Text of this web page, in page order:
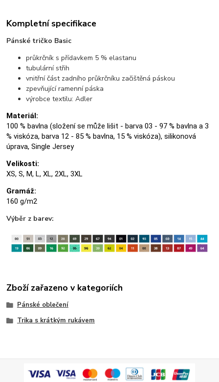
Kompletní specifikace
Pánské tričko Basic
průkrčník s přídavkem 5 % elastanu
tubulární střih
vnitřní část zadního průkrčníku začištěná páskou
zpevňující ramenní páska
výrobce textilu: Adler
Materiál:
100 % bavlna (složení se může lišit - barva 03 - 97 % bavlna a 3
% viskóza, barva 12 - 85 % bavlna, 15 % viskóza), silikonová
úprava, Single Jersey
Velikosti:
XS, S, M, L, XL, 2XL, 3XL
Gramáž:
160 g/m2
Výběr z barev:
Zboží zařazeno v kategoriích
Pánské oblečení
Trika s krátkým rukávem